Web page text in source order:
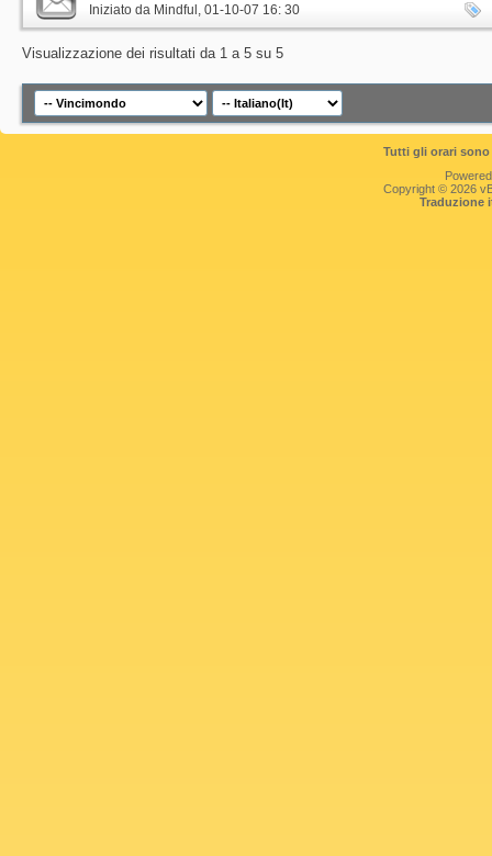
Iniziato da Mindful ‎, 01-10-07 16: 30
Visualizzazione dei risultati da 1 a 5 su 5
Tutti gli orari
Copyright © 2026
Traduzione